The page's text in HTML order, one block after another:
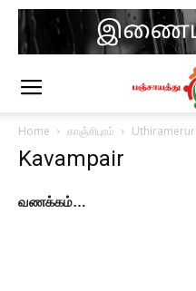
Home காஞ்சிபுரம் Uthiramerur
Kavampair
வணக்கம்…